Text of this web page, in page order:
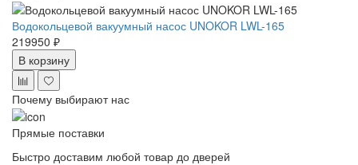
Водокольцевой вакуумный насос UNOKOR LWL-165
219950 ₽
В корзину
Почему выбирают нас
Прямые поставки
Быстро доставим любой товар до дверей